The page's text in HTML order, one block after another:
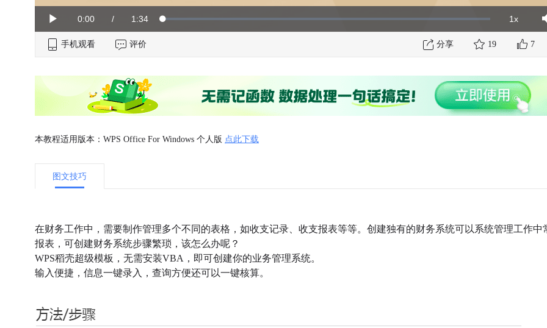
Play Current
Time
0:00 / Duration
1:34 Loaded:
0%
1x
Rate
手机观看 评价 分享 19 7
本教程适用版本：WPS Office For Windows 个人版 点此下载
图文技巧
在财务工作中，需要制作管理多个不同的表格，如收支记录、收支报表等等。创建独有的财务系统可以系统管理工作中
报表，可创建财务系统步骤繁琐，该怎么办呢？
WPS稻壳超级模板，无需安装VBA，即可创建你的业务管理系统。
输入便捷，信息一键录入，查询方便还可以一键核算。